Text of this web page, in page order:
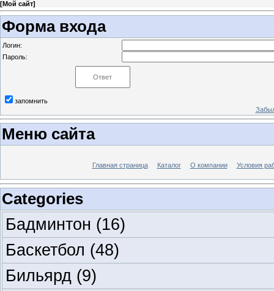
[Мой сайт]
Форма входа
Логин:
Пароль:
запомнить
Меню сайта
Главная страница Каталог О компании Условия
Categories
Бадминтон (16)
Баскетбол (48)
Бильярд (9)